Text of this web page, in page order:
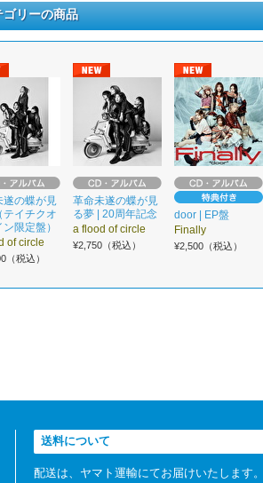
ゴリーの商品
遂の蝶が見
テイチクオ
限定盤）
of circle
（税込）
革命未遂の蝶が見
る夢 | 20周年記念
a flood of circle
¥2,750（税込）
door | EP盤
Finally
¥2,500（税込）
送料について
配送は、ヤマト運輸にてお届けいたします。